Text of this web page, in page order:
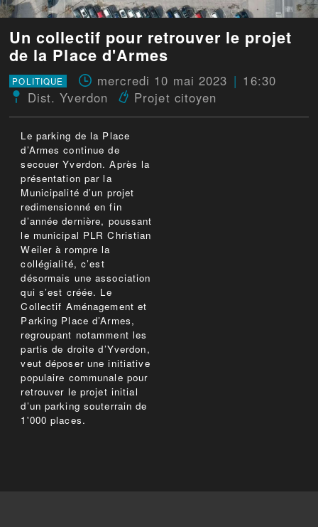
Un collectif pour retrouver le projet
de la Place d'Armes
POLITIQUE mercredi 10 mai 2023
16:30
Dist. Yverdon
Projet citoyen
Le parking de la Place
d’Armes continue de
secouer Yverdon. Après la
présentation par la
Municipalité d’un projet
redimensionné en fin
d’année dernière, poussant
le municipal PLR Christian
Weiler à rompre la
collégialité, c’est
désormais une association
qui s’est créée. Le
Collectif Aménagement et
Parking Place d’Armes,
regroupant notamment les
partis de droite d’Yverdon,
veut déposer une initiative
populaire communale pour
retrouver le projet initial
d’un parking souterrain de
1'000 places.